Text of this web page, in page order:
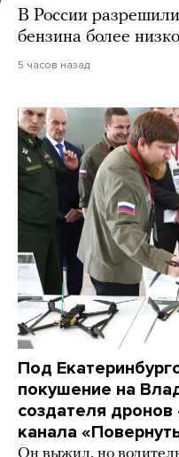
В России
бензина более
5 часов назад
Под
покушение на
создателя
канала